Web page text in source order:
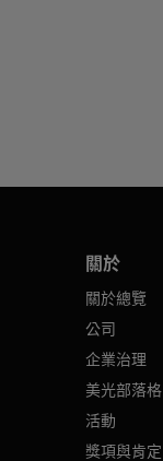
關於
關於總覽
公司
企業治理
美光部落格
活動
獎項與肯定